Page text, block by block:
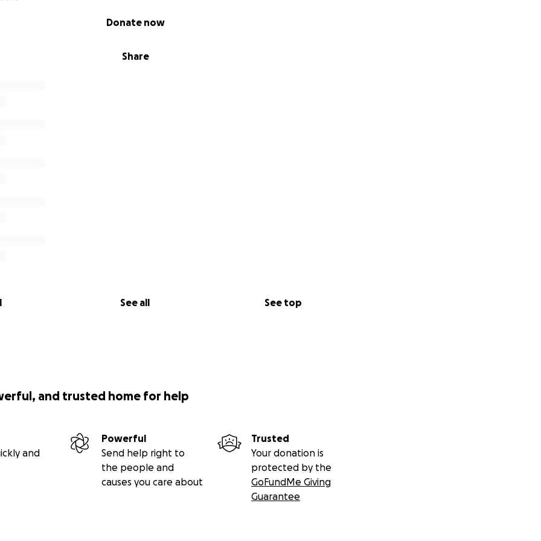
Share
Donate now
See all See top
and trusted home for help
and
Powerful
Send help right to
the people and
causes you care about
Trusted
Your donation is
protected by the
GoFundMe Giving
Guarantee